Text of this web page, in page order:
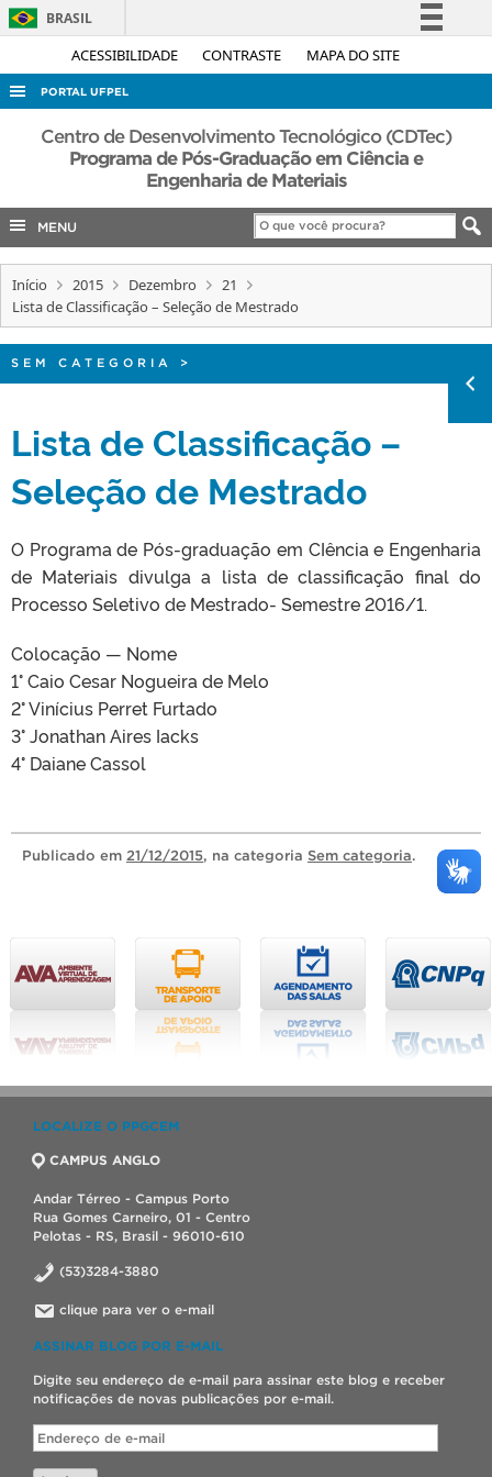
ACESSIBILIDADE CONTRASTE MAPA DO SITE
BRASIL
Simplifique!
Acesso à informação
Legislação
Canais
PORTAL UFPEL
ACESSO À INFORMAÇÃO
AUDITORIA
EDITAIS
INTERNACIONAL
Centro de Desenvolvimento Tecnológico (CDTec)
Programa de Pós-Graduação em Ciência e
Engenharia de Materiais
MENU
Início 2015 Dezembro
21
Lista de Classificação – Seleção de Mestrado
SEM CATEGORIA >
Lista de Classificação –
Seleção de Mestrado
O Programa de Pós-graduação em CIência e Engenharia
de Materiais divulga a lista de classificação final do
Processo Seletivo de Mestrado- Semestre 2016/1.
Colocação — Nome
1° Caio Cesar Nogueira de Melo
2° Vinícius Perret Furtado
3° Jonathan Aires Iacks
4° Daiane Cassol
Publicado em 21/12/2015, na categoria Sem categoria.
LOCALIZE O PPGCEM
CAMPUS ANGLO
Andar Térreo - Campus Porto
Rua Gomes Carneiro, 01 - Centro
Pelotas - RS, Brasil - 96010-610
(53)3284-3880
clique para ver o e-mail
ASSINAR BLOG POR E-MAIL
Digite seu endereço de e-mail para assinar este blog e receber
notificações de novas publicações por e-mail.
Endereço
de
e-